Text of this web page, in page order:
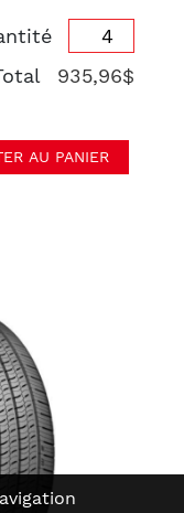
935,96$
AU PANIER